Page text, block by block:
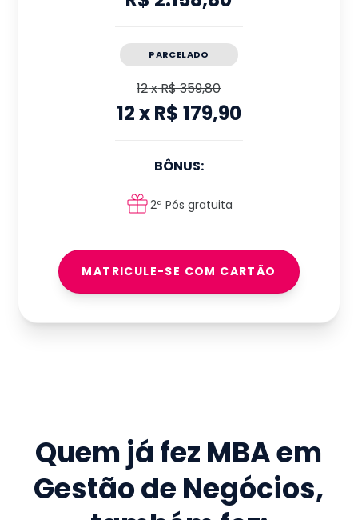
PARCELADO
12xR$ 359,80
12xR$ 179,90
BÔNUS:
2ª Pós gratuita
MATRICULE-SE COM CARTÃO
Quem já fez MBA em
Gestão de Negócios,